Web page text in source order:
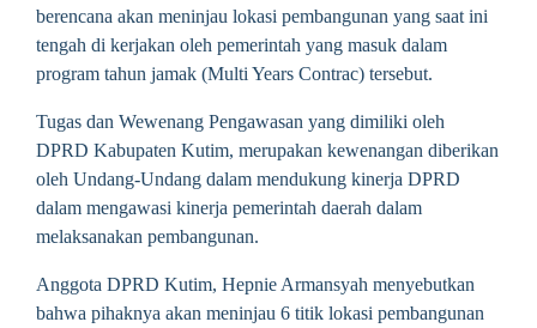
berencana akan meninjau lokasi pembangunan yang saat ini
tengah di kerjakan oleh pemerintah yang masuk dalam
program tahun jamak (Multi Years Contrac) tersebut.
Tugas dan Wewenang Pengawasan yang dimiliki oleh
DPRD Kabupaten Kutim, merupakan kewenangan diberikan
oleh Undang-Undang dalam mendukung kinerja DPRD
dalam mengawasi kinerja pemerintah daerah dalam
melaksanakan pembangunan.
Anggota DPRD Kutim, Hepnie Armansyah menyebutkan
bahwa pihaknya akan meninjau 6 titik lokasi pembangunan